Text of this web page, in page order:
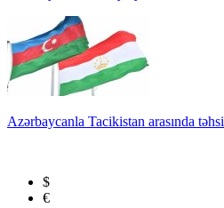
Azərbaycanla Tacikistan arasında
$
€